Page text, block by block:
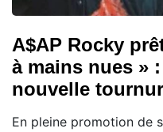
A$AP Rocky
à mains nues »
nouvelle
En pleine promotion de